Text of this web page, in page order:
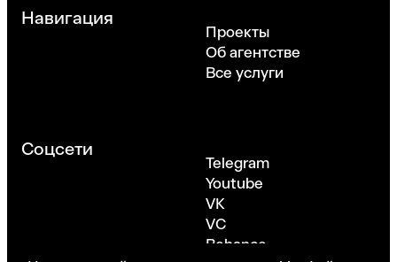
Навигация
Проекты
Об агентстве
Все услуги
Соцсети
Telegram
Youtube
VK
VC
Behance